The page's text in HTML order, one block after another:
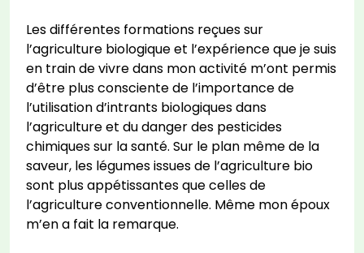
Les différentes formations reçues sur
l’agriculture biologique et l’expérience que je suis
en train de vivre dans mon activité m’ont permis
d’être plus consciente de l’importance de
l’utilisation d’intrants biologiques dans
l’agriculture et du danger des pesticides
chimiques sur la santé. Sur le plan même de la
saveur, les légumes issues de l’agriculture bio
sont plus appétissantes que celles de
l’agriculture conventionnelle. Même mon époux
m’en a fait la remarque.